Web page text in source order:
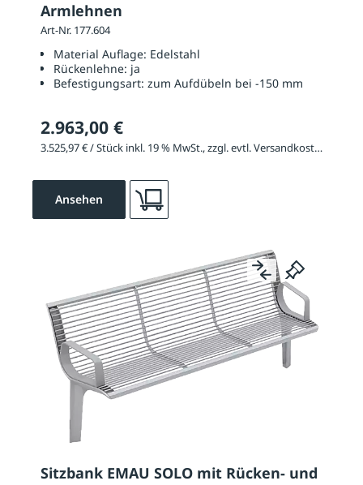
Armlehnen
Art-Nr. 177.604
Material Auflage: Edelstahl
Rückenlehne: ja
Befestigungsart: zum Aufdübeln bei -150 mm
2.963,00 €
3.525,97 € / Stück inkl. 19 % MwSt., zzgl. evtl. Versandkosten
Ansehen
Sitzbank EMAU SOLO mit Rücken- und